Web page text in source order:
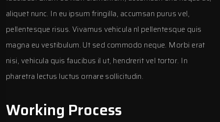
aliquet nunc. In eu ipsum fringilla, accumsan purus vel,
pellentesque risus. Vivamus vehicula nl pellentesque quis
magna eu vestibulum. Ut sed commodo neque. Morbi erat
nisi, vehicula quis faucibus il ut, hendrerit vel tortor. In
pharetra lectus luctus ornare sollicitudin.
Working Process